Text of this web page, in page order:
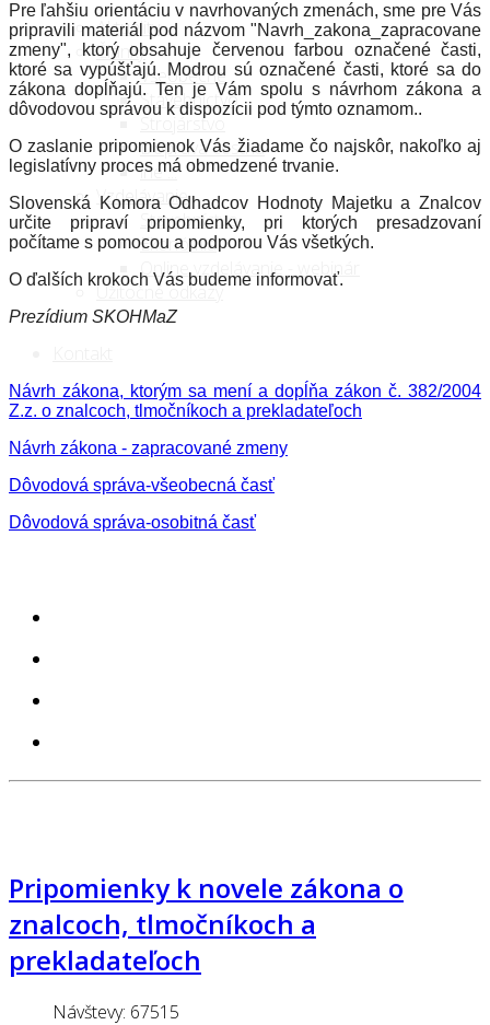
Aktuality
Články
Všeobecné
Stavebníctvo
Strojárstvo
Doprava cestná
iné ...
Vzdelávanie
Stavebníctvo
Ekonómia
Online vzdelávanie - webinár
Užitočné odkazy
Pre ľahšiu orientáciu v navrhovaných zmenách, sme pre Vás
pripravili materiál pod názvom "Navrh_zakona_zapracovane
zmeny", ktorý obsahuje červenou farbou označené časti,
ktoré sa vypúšťajú. Modrou sú označené časti, ktoré sa do
zákona dopĺňajú. Ten je Vám spolu s návrhom zákona a
dôvodovou správou k dispozícii pod týmto oznamom..
O zaslanie pripomienok Vás žiadame čo najskôr, nakoľko aj
legislatívny proces má obmedzené trvanie.
Slovenská Komora Odhadcov Hodnoty Majetku a Znalcov
určite pripraví pripomienky, pri ktorých presadzovaní
počítame s pomocou a podporou Vás všetkých.
O ďalších krokoch Vás budeme informovať.
Prezídium SKOHMaZ
Návrh zákona, ktorým sa mení a dopĺňa zákon č. 382/2004
Z.z. o znalcoch, tlmočníkoch a prekladateľoch
Návrh zákona - zapracované zmeny
Dôvodová správa-všeobecná časť
Dôvodová správa-osobitná časť
Pripomienky k novele zákona o
znalcoch, tlmočníkoch a
prekladateľoch
Návštevy: 67515